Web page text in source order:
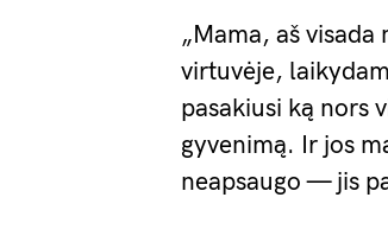
„Mama, aš
virtuvėje,
pasakiusi ką nors
gyvenimą. Ir jos
neapsaugo — jis